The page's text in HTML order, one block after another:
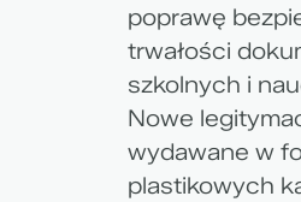
poprawę
trwałości
szkolnych i
Nowe
wydawane w
plastikowych